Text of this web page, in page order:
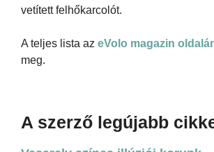
vetített felhőkarcolót.
A teljes lista az eVolo magazin
meg.
A szerző legújabb